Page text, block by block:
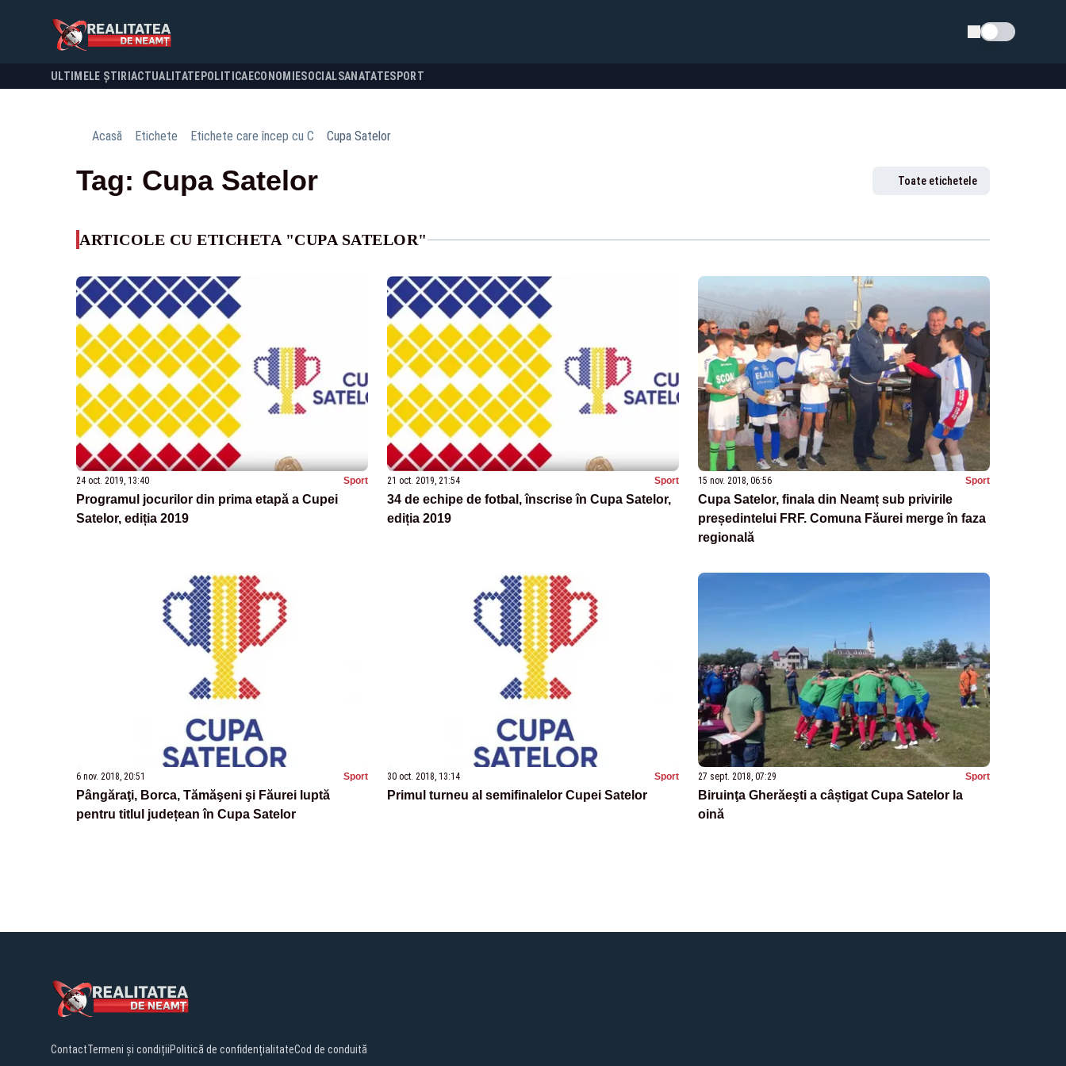
Schimba tema
ULTIMELE ȘTIRI ACTUALITATE POLITICA ECONOMIESOCIALSANATATESPORT
Acasă Etichete Etichete care încep cu C Cupa Satelor
Tag: Cupa Satelor Toate etichetele
ARTICOLE CU ETICHETA "CUPA SATELOR"
24 oct. 2019, 13:40 Sport
Programul jocurilor din prima etapă a Cupei
Satelor, ediția 2019
21 oct. 2019, 21:54 Sport
34 de echipe de fotbal, înscrise în Cupa Satelor,
ediția 2019
15 nov. 2018, 06:56 Sport
Cupa Satelor, finala din Neamț sub privirile
președintelui FRF. Comuna Făurei merge în faza
regională
6 nov. 2018, 20:51 Sport
Pângăraţi, Borca, Tămăşeni şi Făurei luptă
pentru titlul județean în Cupa Satelor
30 oct. 2018, 13:14 Sport
Primul turneu al semifinalelor Cupei Satelor
27 sept. 2018, 07:29 Sport
Biruinţa Gherăeşti a câștigat Cupa Satelor la
oină
ContactTermeni și condițiiPolitică de confidențialitateCod de conduită